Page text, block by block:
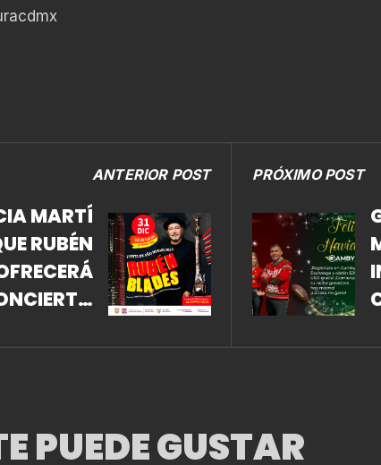
ANTERIOR POST
MARTÍ
RUBÉN
DE LA
PRÓXIMO POST
PUEDE GUSTAR